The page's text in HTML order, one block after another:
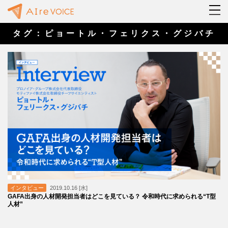
タグ：ピョートル・フェリクス・グジバチ
インタビュー 2019.10.16 [水]
GAFA出身の人材開発担当者はどこを見ている？ 令和時代に求められる“T型
人材”